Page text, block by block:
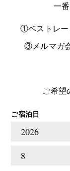
一
①ベストレー
③メルマガ
ご希望
ご宿泊日